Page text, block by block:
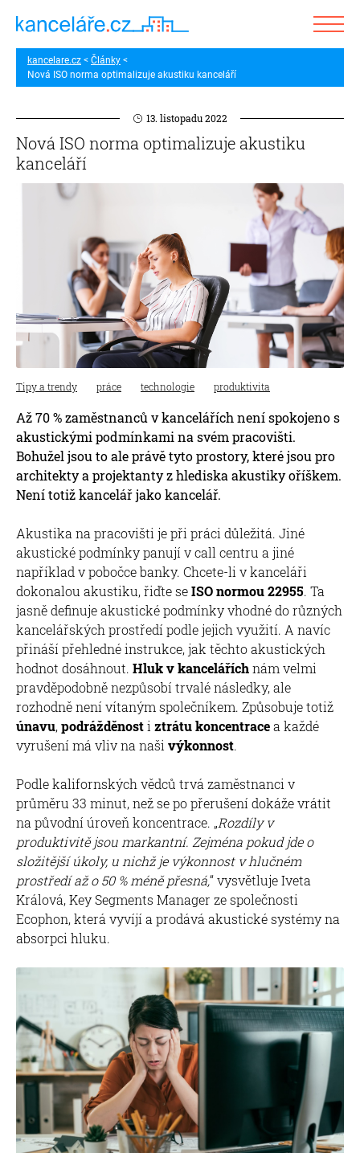
kancelare.cz
Články
Nová ISO norma optimalizuje akustiku kanceláří
13. listopadu 2022
Nová ISO norma optimalizuje akustiku
kanceláří
Tipy a trendy práce technologie produktivita
Až 70 % zaměstnanců v kancelářích není spokojeno s
akustickými podmínkami na svém pracovišti.
Bohužel jsou to ale právě tyto prostory, které jsou pro
architekty a projektanty z hlediska akustiky oříškem.
Není totiž kancelář jako kancelář.
Akustika na pracovišti je při práci důležitá. Jiné
akustické podmínky panují v call centru a jiné
například v pobočce banky. Chcete-li v kanceláři
dokonalou akustiku, řiďte seISO normou 22955. Ta
jasně definuje akustické podmínky vhodné do různých
kancelářských prostředí podle jejich využití. A navíc
přináší přehledné instrukce, jak těchto akustických
hodnot dosáhnout. Hluk v kanceláříchnám velmi
pravděpodobně nezpůsobí trvalé následky, ale
rozhodně není vítaným společníkem. Způsobuje totiž
únavu,podrážděnosti ztrátu koncentracea každé
vyrušení má vliv na naši výkonnost.
Podle kalifornských vědců trvá zaměstnanci v
průměru 33 minut, než se po přerušení dokáže vrátit
na původní úroveň koncentrace. „Rozdíly v
produktivitě jsou markantní. Zejména pokud jde o
složitější úkoly, u nichž je výkonnost v hlučném
prostředí až o 50 % méně přesná,“ vysvětluje Iveta
Králová, Key Segments Manager ze společnosti
Ecophon, která vyvíjí a prodává akustické systémy na
absorpci hluku.